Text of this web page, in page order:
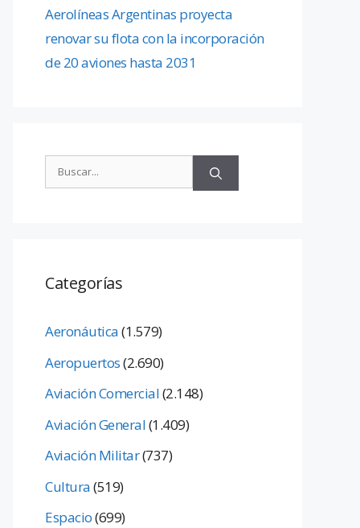
Aerolíneas Argentinas proyecta
renovar su flota con la incorporación
de 20 aviones hasta 2031
Categorías
Aeronáutica(1.579)
Aeropuertos(2.690)
Aviación Comercial(2.148)
Aviación General(1.409)
Aviación Militar(737)
Cultura(519)
Espacio(699)